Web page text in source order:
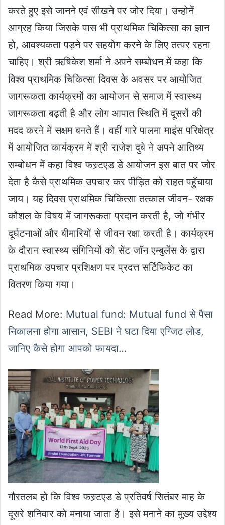
करते हुए इसे जानने एवं सीखने पर जोर दिया। उन्होनें
आग्रह किया जिसके पास भी प्राथमिक चिकित्सा का ज्ञान
हो, आवश्यकता पड़ने पर सहयोग करने के लिए तत्पर रहना
चाहिए। श्री ऋषिकेश शर्मा ने अपने सम्बोधन में कहा कि
विश्व प्राथमिक चिकित्सा दिवस के अवसर पर आयोजित
जागरूकता कार्यक्रमों का आयोजन से समाज में स्वास्थ्य
जागरूकता बढ़ती है और लोग आपात स्थिति में दूसरों की
मदद करने में सक्षम बनते हैं। वहीं गारे पालमा माइंस परिक्षेत्र
में आयोजित कार्यक्रम में श्री राजेश दुबे ने अपने आतिथ्य
सम्बोधन में कहा विश्व फस्र्टएड डेे आयोजन इस बात पर जोर
देता है कैसे प्राथमिक उपचार कर पीड़ित को राहत पहुॅचाया
जाय। यह दिवस प्राथमिक चिकित्सा तत्काल जीवन- रक्षक
कौशल के विषय में जागरूकता प्रदान करती है, जो गंभीर
दूर्घटनाओं और बीमारियों से जीवन रक्षा करती है। कार्यक्रम
के दौरान स्वास्थ्य संगिनियों को सेंट जाॅन एम्बुलेंस के द्वारा
प्राथमिक उपचार प्रशिक्षण पर प्रदत्त सर्टिफिकेट का
वितरण किया गया।
Read More: Mutual fund: Mutual fund से पैसा
निकालना होगा आसान, SEBI ने घटा दिया एग्जिट लोड,
जानिए कैसे होगा आपको फायदा…
गौरतलब हो कि विश्व फस्र्टएड डेे प्रतिवर्ष सितंबर माह के
दूसरे शनिवार को मनाया जाता है। इसे मनाने का मुख्य उद्देश्य